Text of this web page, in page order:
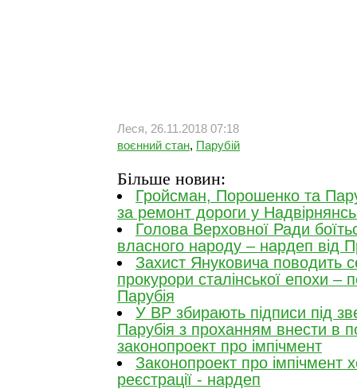
Леся, 26.11.2018 07:18
воєнний стан, Парубій
Більше новин:
Гройсман, Порошенко та
за ремонт дороги у
Голова Верховної Ради
власного народу – нардеп від
Захист Януковича поводить
прокурори сталінської епохи –
Парубія
У ВР збирають підписи під
Парубія з проханням внести в
законопроект про імпічмент
Законопроект про імпічмент
реєстрації - нардеп